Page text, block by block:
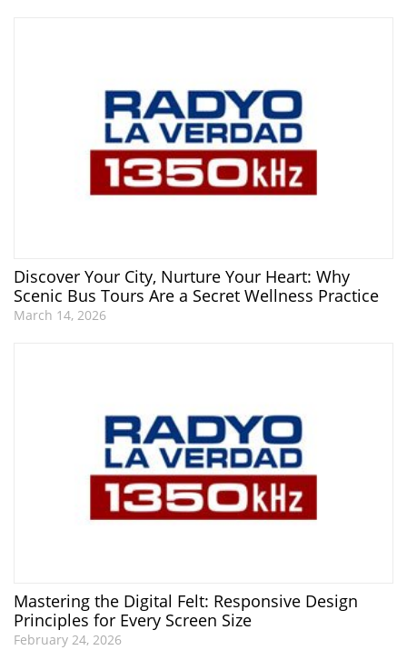
Discover Your City, Nurture Your Heart: Why
Scenic Bus Tours Are a Secret Wellness Practice
March 14, 2026
Mastering the Digital Felt: Responsive Design
Principles for Every Screen Size
February 24, 2026